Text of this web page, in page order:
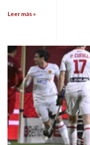
Leer más »